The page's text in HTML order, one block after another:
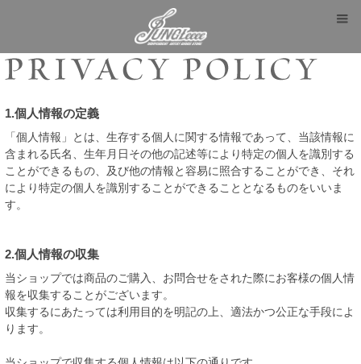
1.個人情報の定義
「個人情報」とは、生存する個人に関する情報であって、当該情報に
含まれる氏名、生年月日その他の記述等により特定の個人を識別する
ことができるもの、及び他の情報と容易に照合することができ、それ
により特定の個人を識別することができることとなるものをいいま
す。
2.個人情報の収集
当ショップでは商品のご購入、お問合せをされた際にお客様の個人情
報を収集することがございます。
収集するにあたっては利用目的を明記の上、適法かつ公正な手段によ
ります。